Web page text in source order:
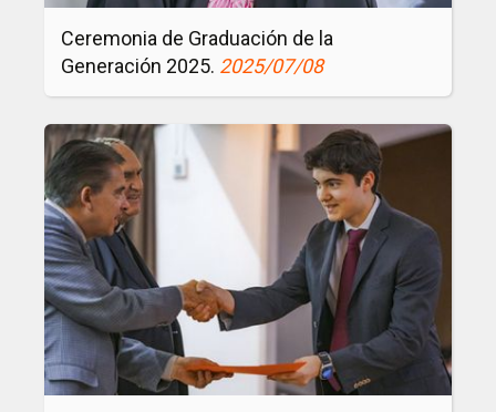
I
Ceremonia de Graduación de la
Generación 2025. 2025/07/08